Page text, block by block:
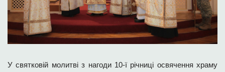
У святковій молитві з нагоди 10-ї річниці освячення храму